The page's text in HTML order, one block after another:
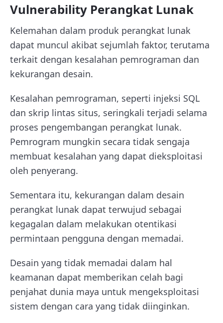
Vulnerability Perangkat Lunak
Kelemahan dalam produk perangkat lunak
dapat muncul akibat sejumlah faktor, terutama
terkait dengan kesalahan pemrograman dan
kekurangan desain.
Kesalahan pemrograman, seperti injeksi SQL
dan skrip lintas situs, seringkali terjadi selama
proses pengembangan perangkat lunak.
Pemrogram mungkin secara tidak sengaja
membuat kesalahan yang dapat dieksploitasi
oleh penyerang.
Sementara itu, kekurangan dalam desain
perangkat lunak dapat terwujud sebagai
kegagalan dalam melakukan otentikasi
permintaan pengguna dengan memadai.
Desain yang tidak memadai dalam hal
keamanan dapat memberikan celah bagi
penjahat dunia maya untuk mengeksploitasi
sistem dengan cara yang tidak diinginkan.